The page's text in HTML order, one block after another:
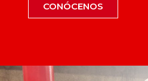
CONÓCENOS